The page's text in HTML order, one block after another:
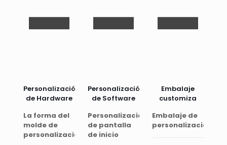
Personalización
de Hardware
La forma del
molde de
personalización
Personalización
de Software
Personalización
de pantalla
de inicio
Embalaje
customiza
Embalaje de
personalización